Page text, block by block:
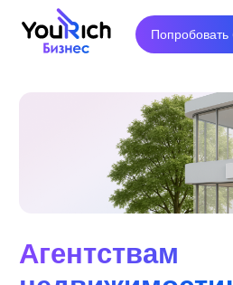
Попробовать бесплатно
Агентствам
недвижимости:как
привлечения клиентов